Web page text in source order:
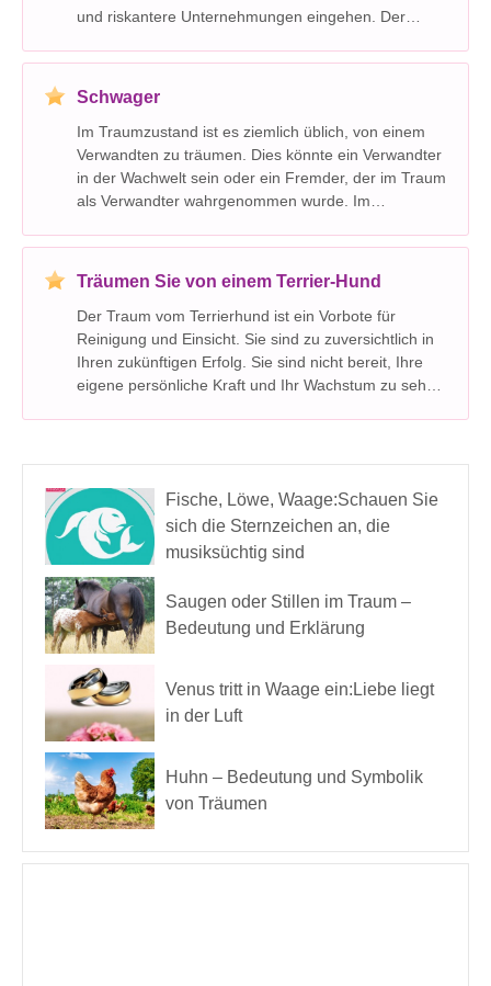
und riskantere Unternehmungen eingehen. Der
zuverlässig und verlässlich. Groß in einem Traum
Schwager
Im Traumzustand ist es ziemlich üblich, von einem
Verwandten zu träumen. Dies könnte ein Verwandter
in der Wachwelt sein oder ein Fremder, der im Traum
als Verwandter wahrgenommen wurde. Im
spirituelle Dimensionen, also wenn der Schwager in
Träumen Sie von einem Terrier-Hund
Der Traum vom Terrierhund ist ein Vorbote für
Reinigung und Einsicht. Sie sind zu zuversichtlich in
Ihren zukünftigen Erfolg. Sie sind nicht bereit, Ihre
eigene persönliche Kraft und Ihr Wachstum zu sehen
Fische, Löwe, Waage:Schauen Sie
sich die Sternzeichen an, die
musiksüchtig sind
Saugen oder Stillen im Traum –
Bedeutung und Erklärung
Venus tritt in Waage ein:Liebe liegt
in der Luft
Huhn – Bedeutung und Symbolik
von Träumen